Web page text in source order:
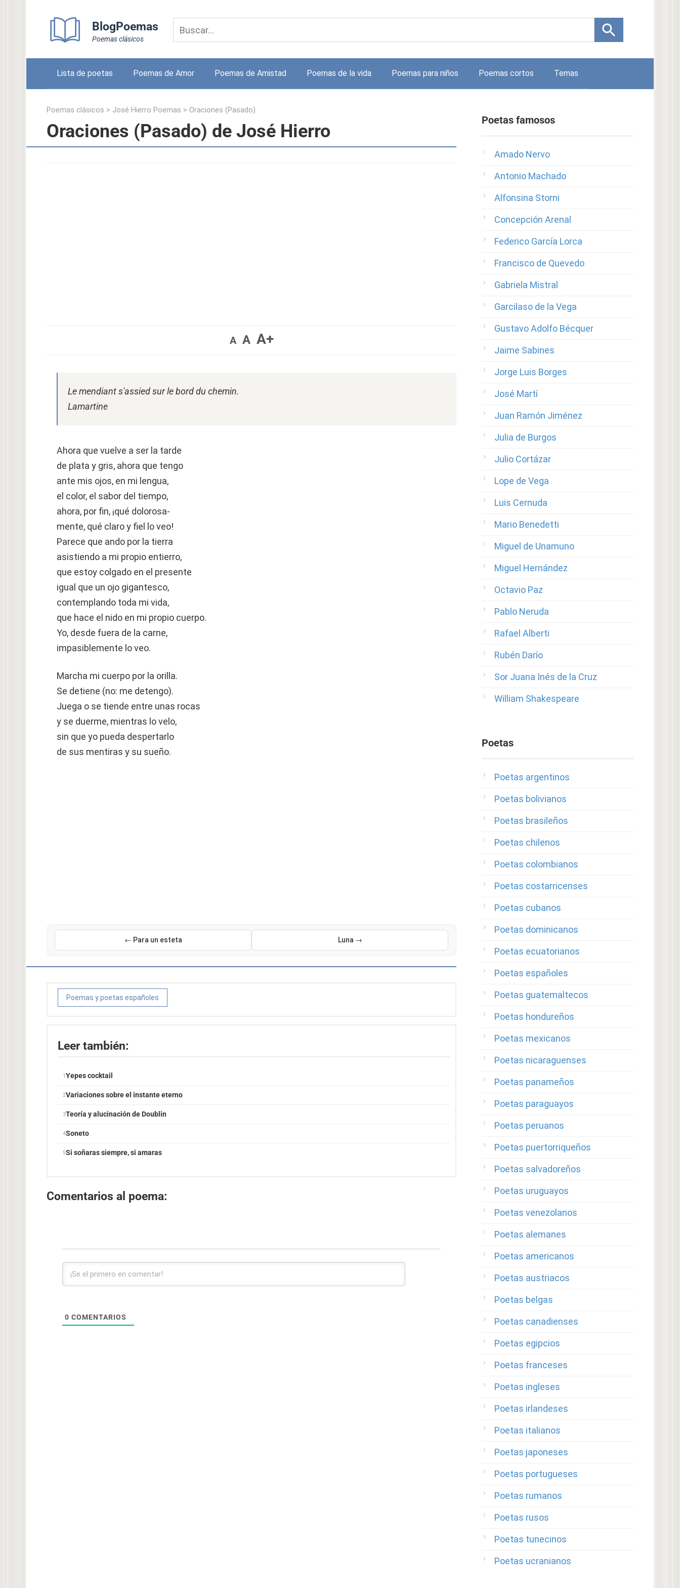
BlogPoemas
Poemas clásicos
Lista de poetas Poemas de Amor Poemas de Amistad Poemas de la vida Poemas para niños Poemas cortos Temas
Poemas clásicos > José Hierro Poemas > Oraciones (Pasado)
Oraciones (Pasado) de José Hierro
A A A+
Le mendiant s′assied sur le bord du chemin.
Lamartine
Ahora que vuelve a ser la tarde
de plata y gris, ahora que tengo
ante mis ojos, en mi lengua,
el color, el sabor del tiempo,
ahora, por fin, ¡qué dolorosa-
mente, qué claro y fiel lo veo!
Parece que ando por la tierra
asistiendo a mi propio entierro,
que estoy colgado en el presente
igual que un ojo gigantesco,
contemplando toda mi vida,
que hace el nido en mi propio cuerpo.
Yo, desde fuera de la carne,
impasiblemente lo veo.
Marcha mi cuerpo por la orilla.
Se detiene (no: me detengo).
Juega o se tiende entre unas rocas
y se duerme, mientras lo velo,
sin que yo pueda despertarlo
de sus mentiras y su sueño.
← Para un esteta Luna →
Poemas y poetas españoles
Leer también:
Yepes cocktail
Variaciones sobre el instante eterno
Teoría y alucinación de Doublin
Soneto
Si soñaras siempre, si amaras
Comentarios al poema:
0 COMENTARIOS
Poetas famosos
Amado Nervo
Antonio Machado
Alfonsina Storni
Concepción Arenal
Federico García Lorca
Francisco de Quevedo
Gabriela Mistral
Garcilaso de la Vega
Gustavo Adolfo Bécquer
Jaime Sabines
Jorge Luis Borges
José Martí
Juan Ramón Jiménez
Julia de Burgos
Julio Cortázar
Lope de Vega
Luis Cernuda
Mario Benedetti
Miguel de Unamuno
Miguel Hernández
Octavio Paz
Pablo Neruda
Rafael Alberti
Rubén Darío
Sor Juana Inés de la Cruz
William Shakespeare
Poetas
Poetas argentinos
Poetas bolivianos
Poetas brasileños
Poetas chilenos
Poetas colombianos
Poetas costarricenses
Poetas cubanos
Poetas dominicanos
Poetas ecuatorianos
Poetas españoles
Poetas guatemaltecos
Poetas hondureños
Poetas mexicanos
Poetas nicaraguenses
Poetas panameños
Poetas paraguayos
Poetas peruanos
Poetas puertorriqueños
Poetas salvadoreños
Poetas uruguayos
Poetas venezolanos
Poetas alemanes
Poetas americanos
Poetas austriacos
Poetas belgas
Poetas canadienses
Poetas egipcios
Poetas franceses
Poetas ingleses
Poetas irlandeses
Poetas italianos
Poetas japoneses
Poetas portugueses
Poetas rumanos
Poetas rusos
Poetas tunecinos
Poetas ucranianos